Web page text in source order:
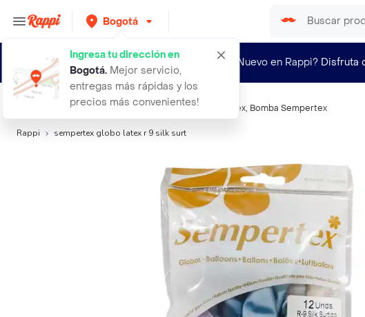
Bogotá
Ingresa tu dirección en
Bogotá. Mejor servicio,
entregas más rápidas y los
precios más convenientes!
¿Nuevo en Rappi? Disfruta
Búsquedas relacionadas:Bombas y Globos, Sempertex, Bomba Sempertex
Rappi sempertex globo latex r 9 silk surt